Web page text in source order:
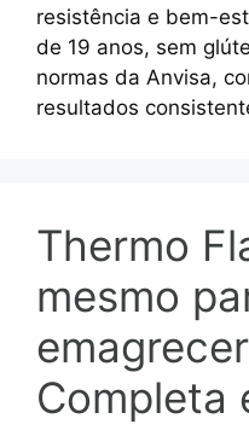
resistência e bem-
de 19 anos, sem
normas da Anvisa,
resultados
Thermo
mesmo
Completa